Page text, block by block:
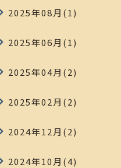
2025年08月(1)
2025年06月(1)
2025年04月(2)
2025年02月(2)
2024年12月(2)
2024年10月(4)